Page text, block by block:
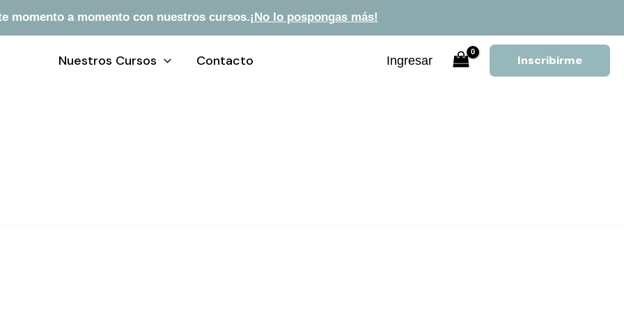
momento a momento con nuestros cursos.¡No lo pospongas más!
Nuestros Cursos Contacto Ingresar Inscribirme